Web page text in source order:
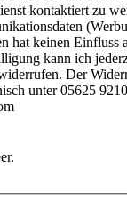
kontaktiert zu
hat keinen Einfluss
kann ich
Der
unter 05625